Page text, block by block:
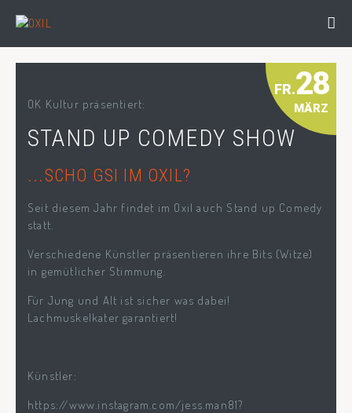
FR.28
MÄRZ
OK Kultur präsentiert:
STAND UP COMEDY SHOW
...SCHO GSI IM OXIL?
Seit diesem Jahr findet im Oxil auch Stand up Comedy
statt.
Verschiedene Künstler präsentieren ihre Bits (Witze)
in gemütlicher Stimmung.
Für Jung und Alt ist sicher was dabei!
Lachmuskelkater garantiert!
Künstler:
https://www.instagram.com/jess.man81?